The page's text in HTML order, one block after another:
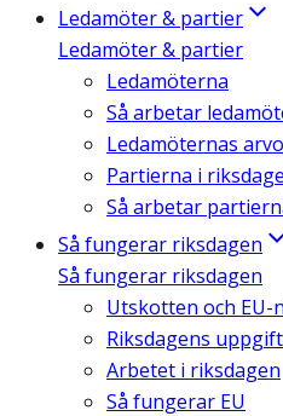
Ledamöter & partier
Ledamöter & partier
Ledamöterna
Så arbetar
Ledamöternas
Partierna i
Så arbetar
Så fungerar riksdagen
Så fungerar riksdagen
Utskotten och EU-
Riksdagens
Arbetet i riksdagen
Så fungerar EU